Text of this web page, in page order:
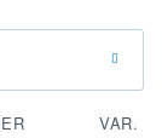
VAR.